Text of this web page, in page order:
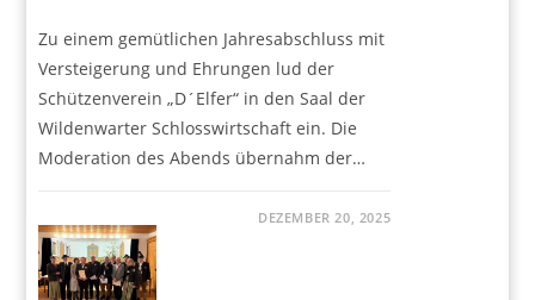
Zu einem gemütlichen Jahresabschluss mit
Versteigerung und Ehrungen lud der
Schützenverein „D´Elfer“ in den Saal der
Wildenwarter Schlosswirtschaft ein. Die
Moderation des Abends übernahm der…
DEZEMBER 20, 2025